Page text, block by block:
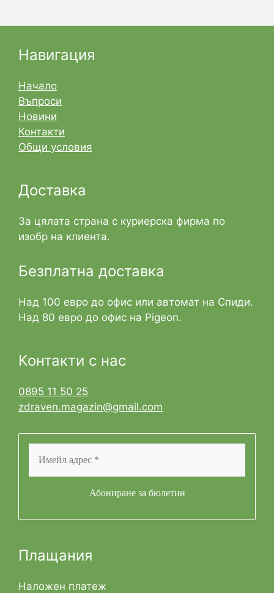
Навигация
Начало
Въпроси
Новини
Контакти
Общи условия
Доставка
За цялата страна с куриерска фирма по
изобр на клиента.
Безплатна доставка
Над 100 евро до офис или автомат на Спиди.
Над 80 евро до офис на Pigeon.
Контакти с нас
0895 11 50 25
zdraven.magazin@gmail.com
Плащания
Наложен платеж